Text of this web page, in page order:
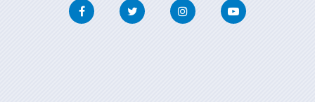
FacebookTwitter InstagramYoutube